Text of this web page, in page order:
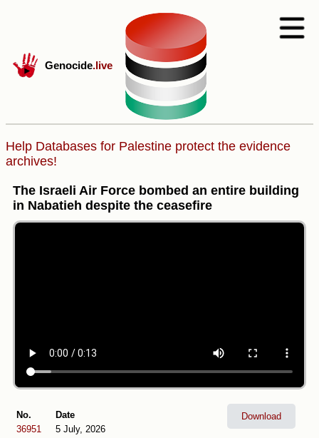
Genocide.live
Help Databases for Palestine protect the evidence
archives!
The Israeli Air Force bombed an entire building
in Nabatieh despite the ceasefire
No.
36951
Date
5 July, 2026
Download